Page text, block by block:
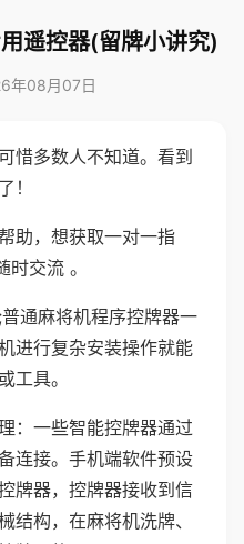
遥控器(留牌小讲究)
年08月07日
惜多数人不知道。看到
！
助，想获取一对一指
交流 。
通麻将机程序控牌器一
进行复杂安装操作就能
工具。
：一些智能控牌器通过
连接。手机端软件预设
牌器，控牌器接收到信
结构，在麻将机洗牌、